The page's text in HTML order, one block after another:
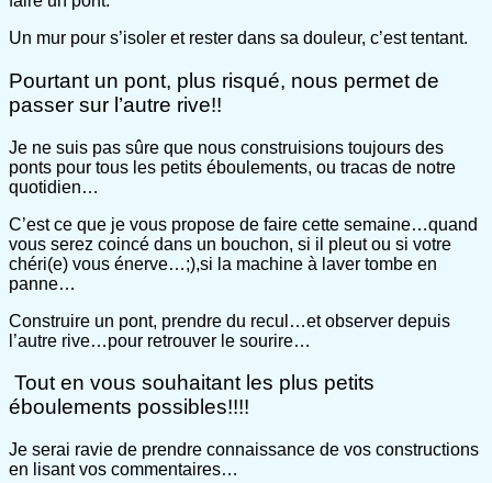
Un mur pour s’isoler et rester dans sa douleur, c’est tentant.
Pourtant un pont, plus risqué, nous permet de
passer sur l’autre rive!!
Je ne suis pas sûre que nous construisions toujours des
ponts pour tous les petits éboulements, ou tracas de notre
quotidien…
C’est ce que je vous propose de faire cette semaine…quand
vous serez coincé dans un bouchon, si il pleut ou si votre
chéri(e) vous énerve…;),si la machine à laver tombe en
panne…
Construire un pont, prendre du recul…et observer depuis
l’autre rive…pour retrouver le sourire…
Tout en vous souhaitant les plus petits
éboulements possibles!!!!
Je serai ravie de prendre connaissance de vos constructions
en lisant vos commentaires…